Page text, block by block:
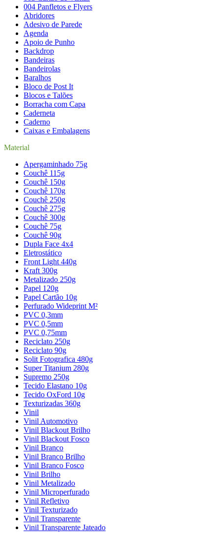
004 Panfletos e Flyers
Abridores
Adesivo de Parede
Agenda
Apoio de Punho
Backdrop
Bandeiras
Bandeirolas
Baralhos
Bloco de Post It
Blocos e Talões
Borracha com Capa
Caderneta
Caderno
Caixas e Embalagens
Material
Apergaminhado 75g
Couchê 115g
Couchê 150g
Couchê 170g
Couchê 250g
Couchê 275g
Couchê 300g
Couchê 75g
Couchê 90g
Dupla Face 4x4
Eletrostático
Front Light 440g
Kraft 300g
Metalizado 250g
Papel 120g
Papel Cartão 10g
Perfurado Wideprint M²
PVC 0,3mm
PVC 0,5mm
PVC 0,75mm
Reciclato 250g
Reciclato 90g
Solit Fotografica 480g
Super Titanium 280g
Supremo 250g
Tecido Elastano 10g
Tecido OxFord 10g
Texturizadas 360g
Vinil
Vinil Automotivo
Vinil Blackout Brilho
Vinil Blackout Fosco
Vinil Branco
Vinil Branco Brilho
Vinil Branco Fosco
Vinil Brilho
Vinil Metalizado
Vinil Microperfurado
Vinil Refletivo
Vinil Texturizado
Vinil Transparente
Vinil Transparente Jateado